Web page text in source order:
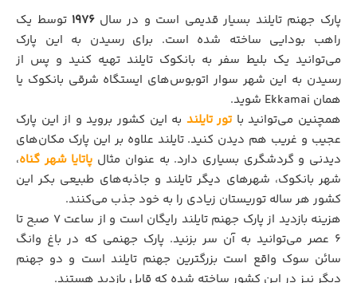
پارک جهنم تایلند بسیار قدیمی است و در سال۱۹۷۶ توسط یک
راهب بودایی ساخته شده است. برای رسیدن به این پارک
می‌توانید یک بلیط سفر به بانکوک تایلند تهیه کنید و پس از
رسیدن به این شهر سوار اتوبوس‌های ایستگاه شرقی بانکوک یا
همان Ekkamai شوید.
همچنین می‌توانید باتور تایلند به این کشور بروید و از این پارک
عجیب و غریب هم دیدن کنید. تایلند علاوه بر این پارک مکان‌های
دیدنی و گردشگری بسیاری دارد. به عنوان مثال پاتایا شهر گناه،
شهر بانکوک، شهر‌های دیگر تایلند و جاذبه‌های طبیعی بکر این
کشور هر ساله توریستان زیادی را به خود جذب می‌کنند.
هزینه بازدید از پارک جهنم تایلند رایگان است و از ساعت ۷ صبح تا
۶ عصر می‌توانید به آن سر بزنید. پارک جهنمی که در باغ وانگ
سائن سوک واقع است بزرگترین جهنم تایلند است و دو جهنم
دیگر نیز در این کشور ساخته شده که قابل بازدید هستند.